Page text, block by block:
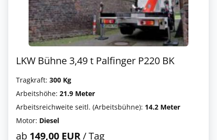
LKW Bühne 3,49 t Palfinger P220 BK
Tragkraft: 300 Kg
Arbeitshöhe: 21.9 Meter
Arbeitsreichweite seitl. (Arbeitsbühne): 14.2 Meter
Motor: Diesel
ab 149,00 EUR/ Tag